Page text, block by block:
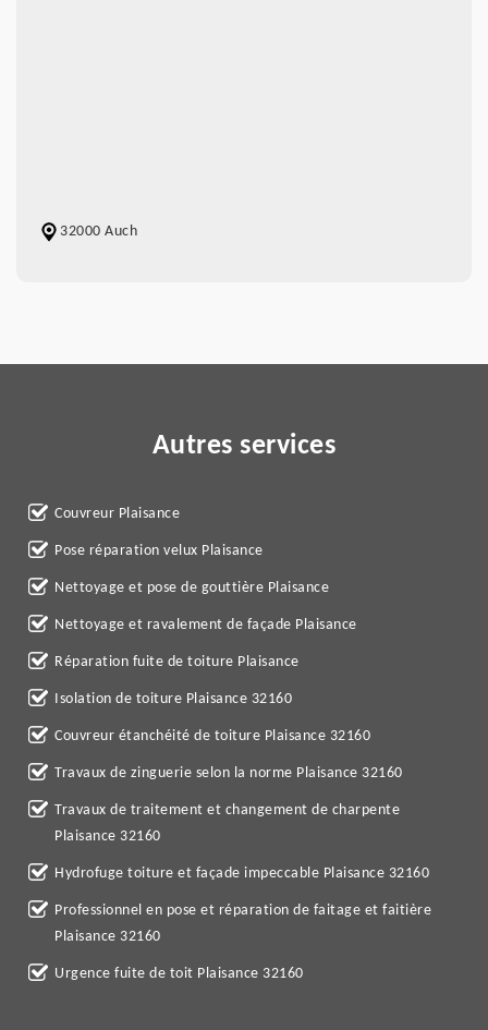
32000 Auch
Autres services
Couvreur Plaisance
Pose réparation velux Plaisance
Nettoyage et pose de gouttière Plaisance
Nettoyage et ravalement de façade Plaisance
Réparation fuite de toiture Plaisance
Isolation de toiture Plaisance 32160
Couvreur étanchéité de toiture Plaisance 32160
Travaux de zinguerie selon la norme Plaisance 32160
Travaux de traitement et changement de charpente
Plaisance 32160
Hydrofuge toiture et façade impeccable Plaisance 32160
Professionnel en pose et réparation de faitage et faitière
Plaisance 32160
Urgence fuite de toit Plaisance 32160